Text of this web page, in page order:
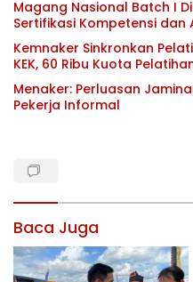
Magang Nasional Batch I
Sertifikasi Kompetensi dan
Kemnaker Sinkronkan
KEK, 60 Ribu Kuota
Menaker: Perluasan
Pekerja Informal
Baca Juga